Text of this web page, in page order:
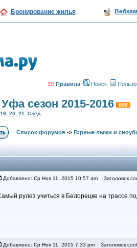
Бронирование жилья
!!! Правила Поиск
сезон 2015-2016
19 20 21 След.
Список форумов -> Горные лыжи и
Добавлено: Ср Ноя 11, 2015 10:57 am Заголовок
рулез учиться в Белорецке на трассе
Добавлено: Ср Ноя 11, 2015 7:33 pm Заголовок